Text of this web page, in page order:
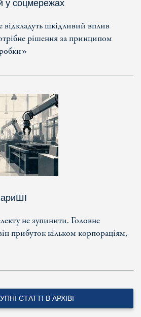
у соцмережах
шкідливий вплив
рішення за принципом
не зупинити. Головне
прибуток кільком корпораціям,
СТАТТІ В АРХІВІ